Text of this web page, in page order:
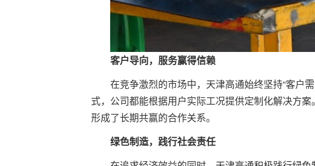
客户导向，服务赢得信赖
在竞争激烈的市场中，天津高通始终坚持“客户
式，公司都能根据用户实际工况提供定制化解决方
形成了长期共赢的合作关系。
绿色制造，践行社会责任